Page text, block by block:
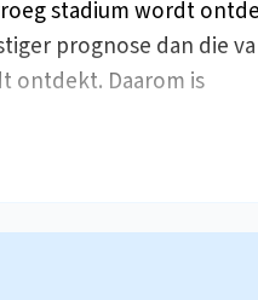
stadium wordt
prognose dan die
ontdekt. Daarom is